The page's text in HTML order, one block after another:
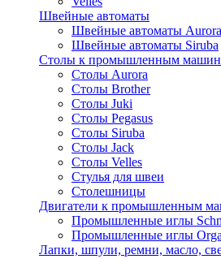
Швейные автоматы
Швейные автоматы Aurora
Швейные автоматы Siruba
Столы к промышленным
Столы Aurora
Столы Brother
Столы Juki
Столы Pegasus
Столы Siruba
Столы Jack
Столы Velles
Стулья для швеи
Столешницы
Двигатели к промышленным
Промышленные иглы
Промышленные иглы
Лапки, шпули, ремни, масло,